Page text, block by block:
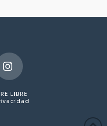
Instagram
LIBRE